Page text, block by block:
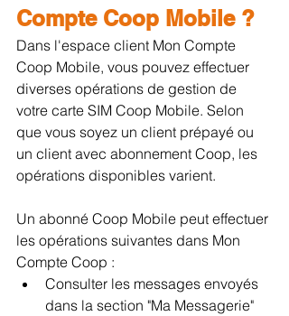
Compte Coop Mobile ?
Dans l'espace client Mon Compte
Coop Mobile, vous pouvez effectuer
diverses opérations de gestion de
votre carte SIM Coop Mobile. Selon
que vous soyez un client prépayé ou
un client avec abonnement Coop, les
opérations disponibles varient.
Un abonné Coop Mobile peut effectuer
les opérations suivantes dans Mon
Compte Coop :
Consulter les messages envoyés
dans la section "Ma Messagerie"